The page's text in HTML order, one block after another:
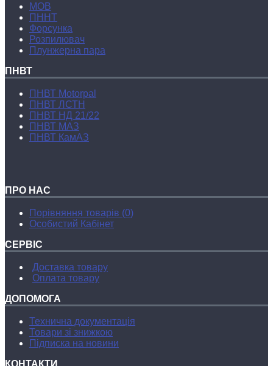
МОВ
ПННТ
Форсунка
Розпилювач
Плунжерна пара
ПНВТ
ПНВТ Motorpal
ПНВТ ЛСТН
ПНВТ НД 21/22
ПНВТ МАЗ
ПНВТ КамАЗ
ПРО НАС
Порівняння товарів (0)
Особистий Кабінет
СЕРВІС
Доставка товару
Оплата товару
ДОПОМОГА
Технична документацiя
Товари зі знижкою
Підписка на новини
КОНТАКТИ